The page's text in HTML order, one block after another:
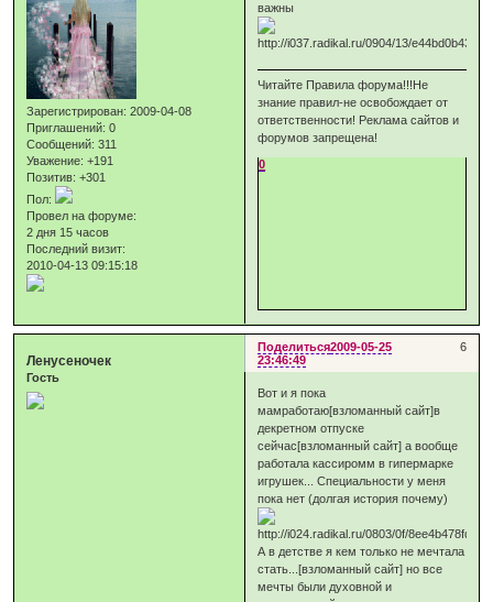
Зарегистрирован: 2009-04-08
Приглашений: 0
Сообщений: 311
Уважение: +191
Позитив: +301
Пол:
Провел на форуме:
2 дня 15 часов
Последний визит:
2010-04-13 09:15:18
важны
Читайте Правила форума!!!Не
знание правил-не освобождает от
ответственности! Реклама сайтов и
форумов запрещена!
0
Поделиться 6
2009-05-25
23:46:49
Ленусеночек
Гость
Вот и я пока
мамработаю[взломанный сайт]в
декретном отпуске
сейчас[взломанный сайт] а вообще
работала кассиромм в гипермарке
игрушек... Специальности у меня
пока нет (долгая история почему)
А в детстве я кем только не мечтала
стать...[взломанный сайт] но все
мечты были духовной и